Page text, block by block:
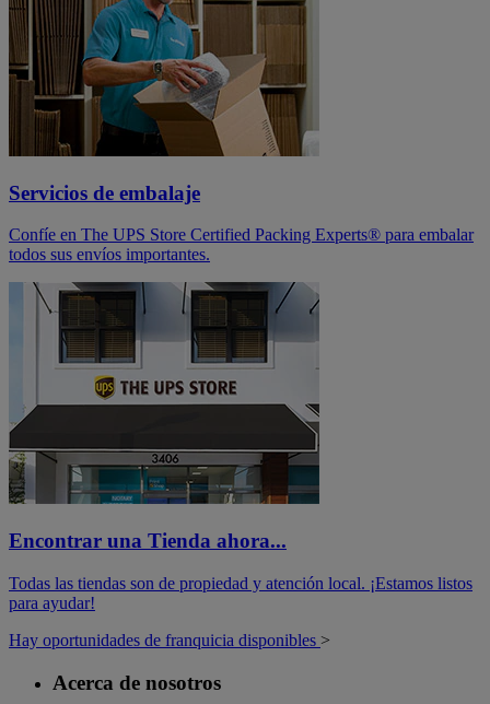
Servicios de embalaje
Confíe en The UPS Store Certified Packing Experts® para embalar
todos sus envíos importantes.
Encontrar una Tienda ahora...
Todas las tiendas son de propiedad y atención local. ¡Estamos listos
para ayudar!
Hay oportunidades de franquicia disponibles >
Acerca de nosotros